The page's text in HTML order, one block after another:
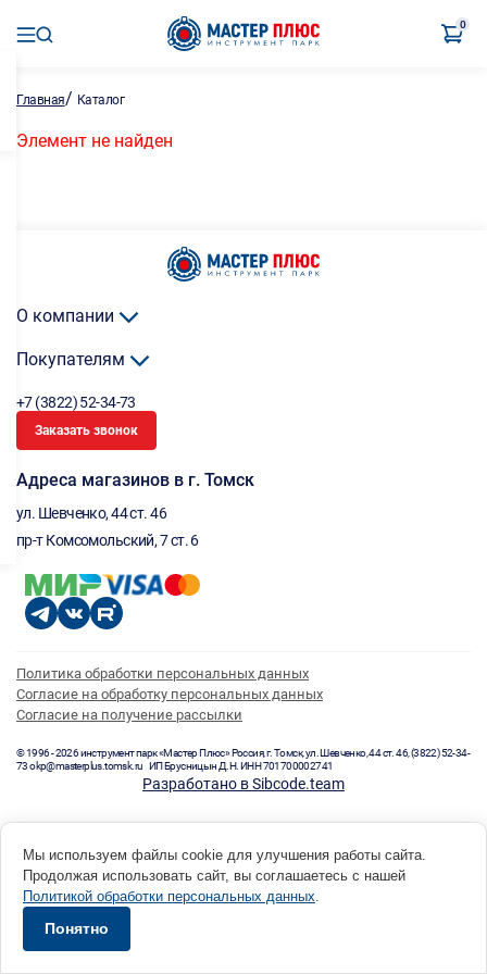
0
Главная/ Каталог
Элемент не найден
О компании
Покупателям
+7 (3822) 52-34-73
Заказать звонок
Адреса магазинов в г. Томск
ул. Шевченко, 44 ст. 46
пр-т Комсомольский, 7 ст. 6
Политика обработки персональных данных
Согласие на обработку персональных данных
Согласие на получение рассылки
© 1996 - 2026 инструмент парк «Мастер Плюс» Россия, г. Томск, ул. Шевченко, 44 ст. 46, (3822) 52-34-
73 okp@masterplus.tomsk.ru ИП Брусницын Д.Н. ИНН 701700002741
Разработано в Sibcode.team
Мы используем файлы cookie для улучшения работы сайта.
Продолжая использовать сайт, вы соглашаетесь с нашей
Политикой обработки персональных данных.
Понятно